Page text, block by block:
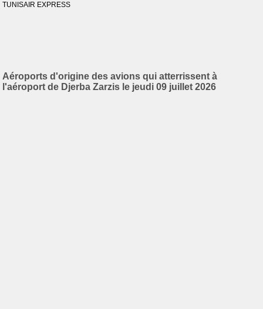
TUNISAIR EXPRESS
Aéroports d'origine des avions qui atterrissent à
l'aéroport de Djerba Zarzis le jeudi 09 juillet 2026